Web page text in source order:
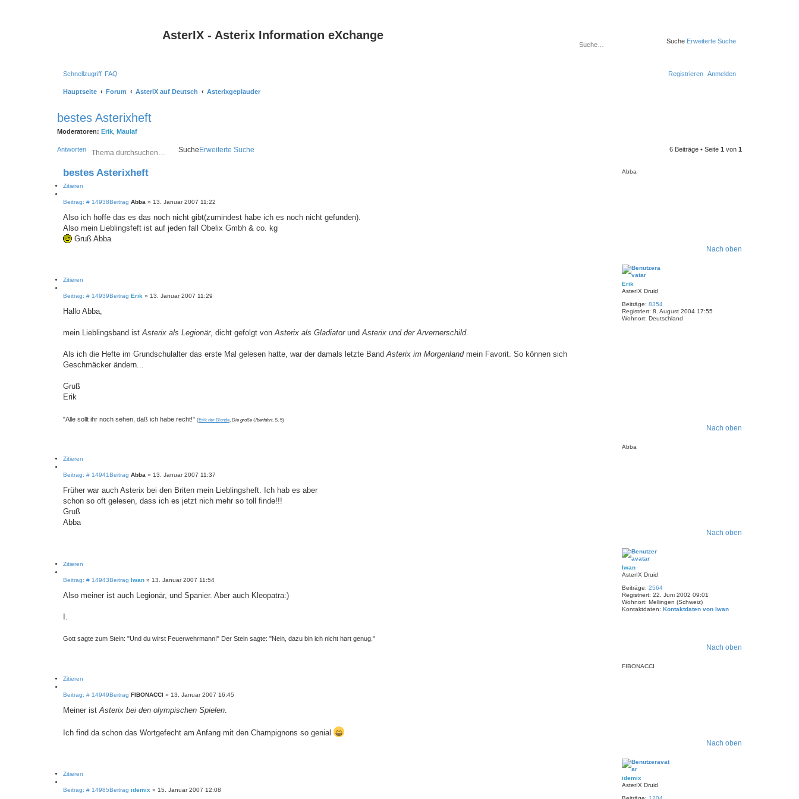
AsterIX - Asterix Information eXchange Suche Erweiterte Suche
Schnellzugriff FAQ Anmelden
Registrieren
Hauptseite Forum AsterIX auf Deutsch Asterixgeplauder
bestes Asterixheft
Moderatoren: Erik Maulaf
Antworten SucheErweiterte Suche 6 Beiträge • Seite 1 von 1
Abba
bestes Asterixheft
Zitieren
Beitrag: # 14938Beitrag Abba » 13. Januar 2007 11:22
Also ich hoffe das es das noch nicht gibt(zumindest habe ich es noch nicht gefunden).
Also mein Lieblingsfeft ist auf jeden fall Obelix Gmbh & co. kg
Gruß Abba
Nach oben
Erik
AsterIX Druid
Beiträge: 8354
Registriert: 8. August 2004 17:55
Wohnort: Deutschland
Zitieren
Beitrag: # 14939Beitrag Erik » 13. Januar 2007 11:29
Hallo Abba,
mein Lieblingsband istAsterix als Legionär, dicht gefolgt vonAsterix als GladiatorundAsterix und der Arvernerschild.
Als ich die Hefte im Grundschulalter das erste Mal gelesen hatte, war der damals letzte BandAsterix im Morgenlandmein Favorit. So können sich
Geschmäcker ändern...
Gruß
Erik
"Alle sollt ihr noch sehen, daß ich habe recht!" (Erik der Blonde Die große Überfahrt, S. 5)
Nach oben
Abba
Zitieren
Beitrag: # 14941Beitrag Abba » 13. Januar 2007 11:37
Früher war auch Asterix bei den Briten mein Lieblingsheft. Ich hab es aber
schon so oft gelesen, dass ich es jetzt nich mehr so toll finde!!!
Gruß
Abba
Nach oben
Iwan
AsterIX Druid
Beiträge: 2564
Registriert: 22. Juni 2002 09:01
Wohnort: Mellingen (Schweiz)
Kontaktdaten: Kontaktdaten von Iwan
Zitieren
Beitrag: # 14943Beitrag Iwan » 13. Januar 2007 11:54
Also meiner ist auch Legionär, und Spanier. Aber auch Kleopatra:)
Gott sagte zum Stein: "Und du wirst Feuerwehrmann!" Der Stein sagte: "Nein, dazu bin ich nicht hart genug."
Nach oben
FIBONACCI
Zitieren
Beitrag: # 14949Beitrag FIBONACCI » 13. Januar 2007 16:45
Meiner ist Asterix bei den olympischen Spielen
Ich find da schon das Wortgefecht am Anfang mit den Champignons so genial
Nach oben
idemix
AsterIX Druid
Zitieren
Beitrag: # 14985Beitrag idemix » 15. Januar 2007 12:08